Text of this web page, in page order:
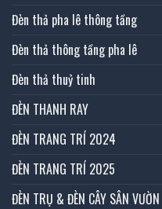
Đèn thả pha lê thông tầng
Đèn thả thông tầng pha lê
Đèn thả thuỷ tinh
ĐÈN THANH RAY
ĐÈN TRANG TRÍ 2024
ĐÈN TRANG TRÍ 2025
ĐÈN TRỤ & ĐÈN CÂY SÂN VƯỜN